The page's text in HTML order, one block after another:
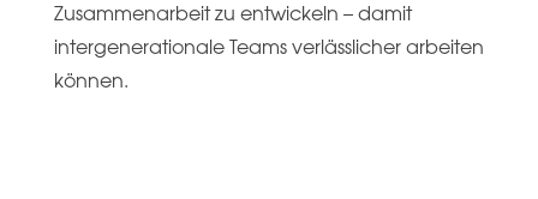
Zusammenarbeit zu entwickeln – damit
intergenerationale Teams verlässlicher arbeiten
können.